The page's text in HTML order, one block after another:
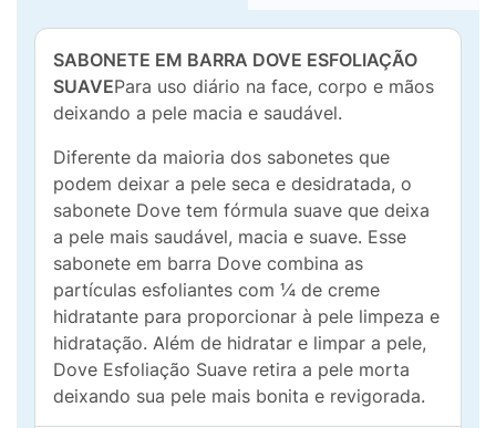
SABONETE EM BARRA DOVE ESFOLIAÇÃO
SUAVEPara uso diário na face, corpo e mãos
deixando a pele macia e saudável.
Diferente da maioria dos sabonetes que
podem deixar a pele seca e desidratada, o
sabonete Dove tem fórmula suave que deixa
a pele mais saudável, macia e suave. Esse
sabonete em barra Dove combina as
partículas esfoliantes com ¼ de creme
hidratante para proporcionar à pele limpeza e
hidratação. Além de hidratar e limpar a pele,
Dove Esfoliação Suave retira a pele morta
deixando sua pele mais bonita e revigorada.